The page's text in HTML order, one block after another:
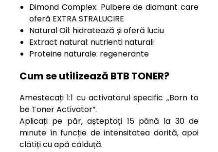
Dimond Complex: Pulbere de diamant care
oferă EXTRA STRALUCIRE
Natural Oil: hidratează și oferă luciu
Extract natural: nutrienti naturali
Proteine naturale: regenerante
Cum se utilizează BTB TONER?
Amestecați 1:1 cu activatorul specific „Born to
be Toner Activator”.
Aplicați pe păr, așteptați 15 până la 30 de
minute în funcție de intensitatea dorită, apoi
clătiți cu apă călduță.